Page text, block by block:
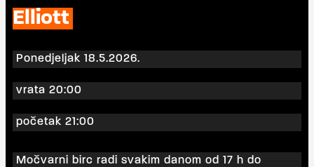
Elliott
Ponedjeljak 18.5.2026.
vrata 20:00
početak 21:00
Močvarni birc radi svakim danom od 17 h do